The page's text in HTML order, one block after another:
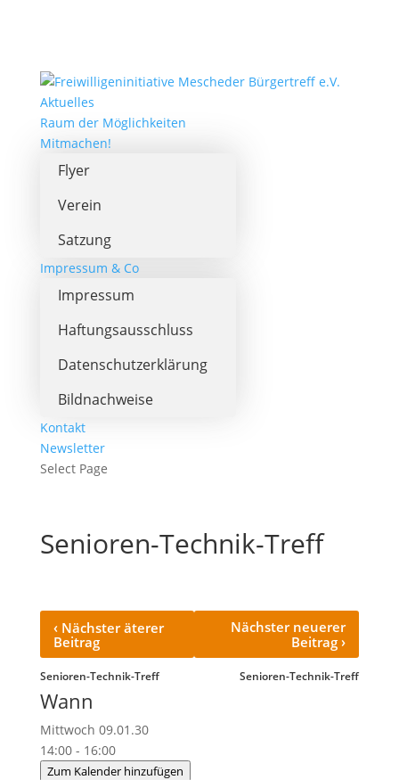
Aktuelles
Raum der Möglichkeiten
Mitmachen!
Flyer
Verein
Satzung
Impressum & Co
Impressum
Haftungsausschluss
Datenschutzerklärung
Bildnachweise
Kontakt
Newsletter
Select Page
Senioren-Technik-Treff
‹Nächster äterer
Beitrag
Senioren-Technik-Treff
Nächster neuerer
Beitrag›
Senioren-Technik-Treff
Wann
Mittwoch 09.01.30
14:00 - 16:00
Zum Kalender hinzufügen